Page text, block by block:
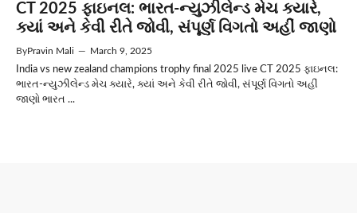
CT 2025 ફાઇનલ: ભારત-ન્યુઝીલેન્ડ મેચ ક્યારે,
ક્યાં અને કેવી રીતે જોવી, સંપૂર્ણ વિગતો અહીં જાણો
ByPravin Mali — March 9, 2025
India vs new zealand champions trophy final 2025 live CT 2025 ફાઇનલ:
ભારત-ન્યુઝીલેન્ડ મેચ ક્યારે, ક્યાં અને કેવી રીતે જોવી, સંપૂર્ણ વિગતો અહીં
જાણો ભારત ...